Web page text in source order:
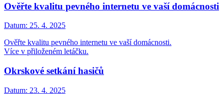
Ověřte kvalitu pevného internetu ve vaší domácnosti
Datum: 25. 4. 2025
Ověřte kvalitu pevného internetu ve vaší domácnosti.
Více v přiloženém letáčku.
Okrskové setkání hasičů
Datum: 23. 4. 2025